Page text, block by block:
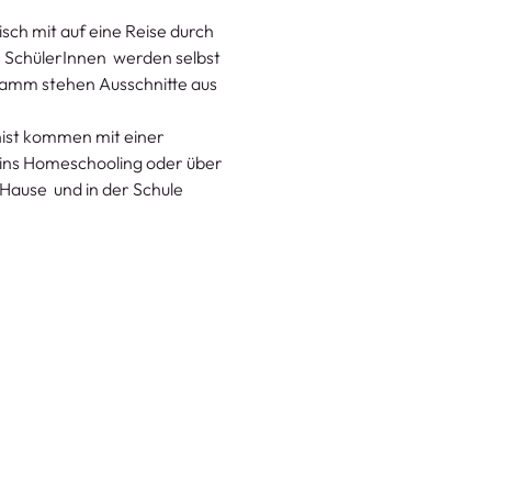
mit auf eine Reise durch
werden selbst
stehen Ausschnitte aus
kommen mit einer
Homeschooling oder über
und in der Schule